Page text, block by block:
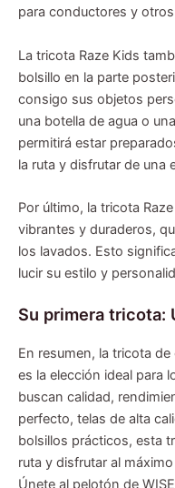
para conductores y
La tricota Raze Kids
bolsillo en la parte
consigo sus objetos
una botella de agua o
permitirá estar
la ruta y disfrutar de una
Por último, la tricota
vibrantes y duraderos,
los lavados. Esto
lucir su estilo y
Su primera tricota:
En resumen, la tricota de
es la elección ideal para
buscan calidad,
perfecto, telas de alta
bolsillos prácticos, esta
ruta y disfrutar al